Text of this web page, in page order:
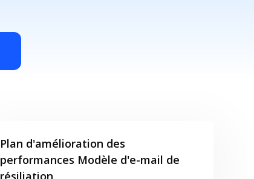
Plan d'amélioration des
performances Modèle d'e-mail de
résiliation